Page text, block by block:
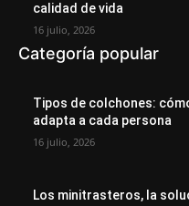
calidad de vida
16 julio, 2026
Categoría popular
Tipos de colchones:
adapta a cada persona
16 julio, 2026
Los minitrasteros, la